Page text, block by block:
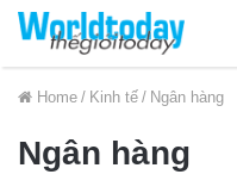
Home / Kinh tế / Ngân hàng
Ngân hàng